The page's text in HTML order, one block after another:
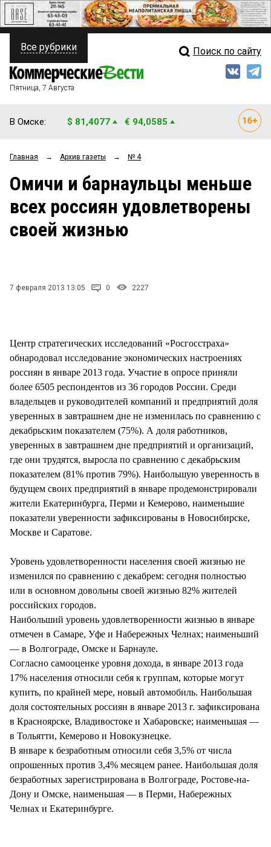
ПОЛИТИКА
ФИНАНСЫ
ОБЩЕСТВО
ЗАКОН
НОВОСТИ КОМПАНИЙ
Свежий выпуск
Рейтинги
Блоги
Все рубрики Поиск по сайту
Пятница, 7 Августа
В Омске: $ 81,4077 € 94,0585
Главная → Архив газеты → № 4
Омичи и барнаульцы меньше
всех россиян удовлетворены
своей жизнью
7 февраля 2013 13:05 0 2227
Центр стратегических исследований «Росгосстраха»
обнародовал исследование экономических настроениях
россиян в январе 2013 года. Участие в опросе приняли
более 6505 респондентов из 36 городов России. Среди
владельцев и руководителей компаний и предприятий доля
уверенных в завтрашнем дне не изменилась по сравнению с
декабрьским показателем (75%). А доля работников,
уверенных в завтрашнем дне предприятий и организаций,
где они трудятся, выросла по сравнению с декабрьским
показателем (81% против 79%). Наибольшую уверенность в
будущем своих предприятий в январе продемонстрировали
жители Екатеринбурга, Перми и Кемерово, наименьшие
показатели уверенности зафиксированы в Новосибирске,
Москве и Саратове.
Уровень удовлетворенности населения своей жизнью не
изменился по сравнению с декабрем: сегодня полностью
или в основном довольны своей жизнью 82% жителей
российских городов.
Наибольший уровень удовлетворенности жизнью в январе
отмечен в Самаре, Уфе и Набережных Челнах; наименьший
— в Волгограде, Омске и Барнауле.
Согласно самооценке уровня дохода, в январе 2013 года
17% населения относили себя к группам, которые могут
купить, по крайней мере, новый автомобиль. Наибольшая
доля состоятельных россиян в январе 2013 г. зафиксирована
в Красноярске, Владивостоке и Хабаровске; наименьшая —
в Тольятти, Кемерово и Новокузнецке.
В январе к безработным относили себя 3,5% от числа
опрошенных против 3,4% месяцем ранее. Наибольшая доля
безработных зарегистрирована в Волгограде, Ростове-на-
Дону и Омске, наименьшая — в Перми, Набережных
Челнах и Екатеринбурге.